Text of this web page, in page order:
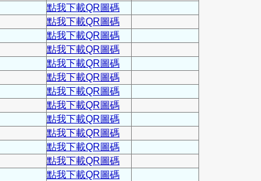
點我下載QR圖碼
點我下載QR圖碼
點我下載QR圖碼
點我下載QR圖碼
點我下載QR圖碼
點我下載QR圖碼
點我下載QR圖碼
點我下載QR圖碼
點我下載QR圖碼
點我下載QR圖碼
點我下載QR圖碼
點我下載QR圖碼
點我下載QR圖碼